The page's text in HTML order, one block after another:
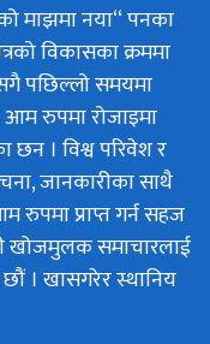
माझमा नया“ पनका
विकासका क्रममा
पछिल्लो समयमा
रुपमा रोजाइमा
छन । विश्व परिवेश र
जानकारीका साथै
रुपमा प्राप्त गर्न सहज
खोजमुलक समाचारलाई
। खासगरेर स्थानिय